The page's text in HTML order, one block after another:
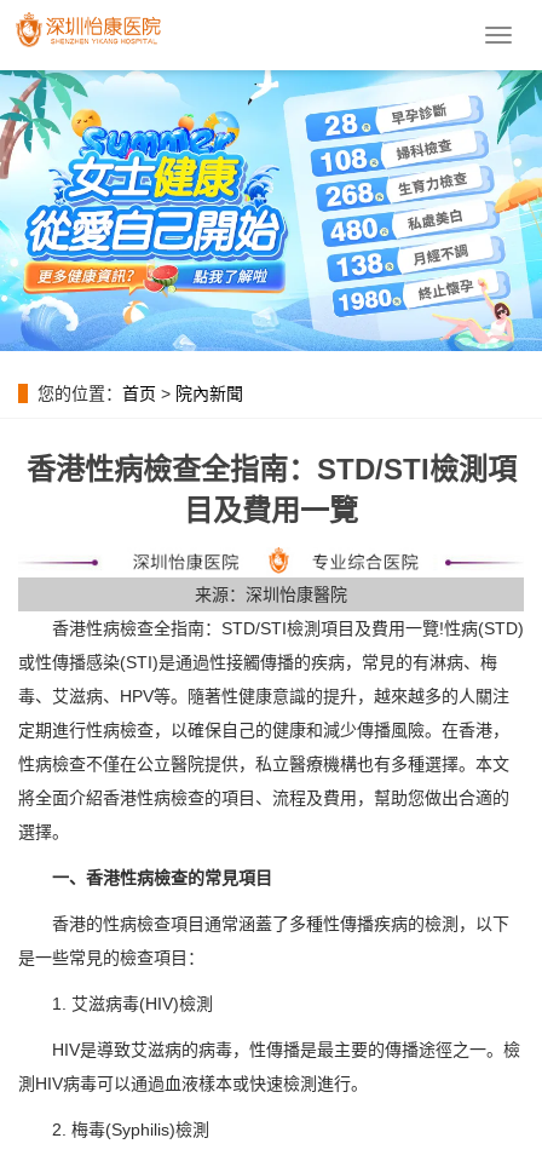
導
菜
單
您的位置： 首页 > 院內新聞
香港性病檢查全指南：STD/STI檢測項
目及費用一覽
来源：深圳怡康醫院
香港性病檢查全指南：STD/STI檢測項目及費用一覽!性病(STD)
或性傳播感染(STI)是通過性接觸傳播的疾病，常見的有淋病、梅
毒、艾滋病、HPV等。隨著性健康意識的提升，越來越多的人關注
定期進行性病檢查，以確保自己的健康和減少傳播風險。在香港，
性病檢查不僅在公立醫院提供，私立醫療機構也有多種選擇。本文
將全面介紹香港性病檢查的項目、流程及費用，幫助您做出合適的
選擇。
一、香港性病檢查的常見項目
香港的性病檢查項目通常涵蓋了多種性傳播疾病的檢測，以下
是一些常見的檢查項目：
1. 艾滋病毒(HIV)檢測
HIV是導致艾滋病的病毒，性傳播是最主要的傳播途徑之一。檢
測HIV病毒可以通過血液樣本或快速檢測進行。
2. 梅毒(Syphilis)檢測